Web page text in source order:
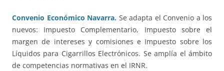
Convenio Económico Navarra. Se adapta el Convenio a los
nuevos: Impuesto Complementario, Impuesto sobre el
margen de intereses y comisiones e Impuesto sobre los
Líquidos para Cigarrillos Electrónicos. Se amplía el ámbito
de competencias normativas en el IRNR.